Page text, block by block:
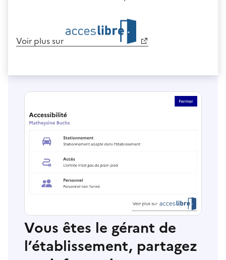
Voir plus sur
Vous êtes le gérant de
l’établissement, partagez